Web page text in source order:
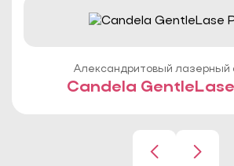
Александритовый лазерный
Candela